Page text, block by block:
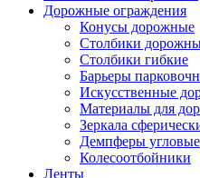
Дорожные ограждения
Конусы дорожные
Столбики
Столбики гибкие
Барьеры
Искусственные
Материалы для
Зеркала
Демпферы угловые
Колесоотбойники
Ленты